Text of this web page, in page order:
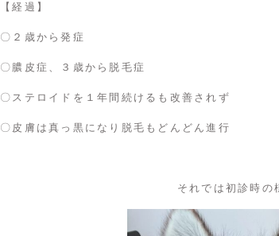
【経過】
〇２歳から発症
〇膿皮症、３歳から脱毛症
〇ステロイドを１年間続けるも改善されず
〇皮膚は真っ黒になり脱毛もどんどん進行
それでは初診時の